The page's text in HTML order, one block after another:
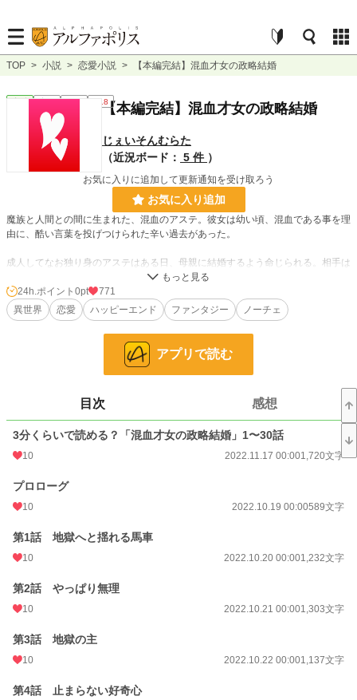
TOP > 小説 > 恋愛小説 > 【本編完結】混血才女の政略結婚
完結 長編 R18【本編完結】混血才女の政略結婚
じぇいそんむらた
（近況ボード： 5 件 ）
お気に入りに追加して更新通知を受け取ろう
お気に入り追加
魔族と人間との間に生まれた、混血のアステ。彼女は幼い頃、混血である事を理
由に、酷い言葉を投げつけられた辛い過去があった。
成人してなお独り身のアステはある日、母親に結婚するよう命じられる。相手は
なんと、幼い頃彼女に暴言を吐いた魔族。
母親の命に背けない……でも幼い頃の恐怖から未だ立ち直れておらず、そんな相
手との結婚なんて無理！と絶望するアステ。だが、幼い頃暴言を吐いていたはず
の男の子は、なぜかアステに優しくて……。
※当作品は、別作品「魔王直下の相談室」スピンオフです（とあるキャラの後日
※R18の表現を軽く含む話には「*」、それよりも上のものには「**」を付けて
います
※続編「混血才女と春売る女」、スクルメインの番外編「異邦人は恋を知らな
お気に入り
24h.ポイント 0 pt
文字数
更新日時 2024.01.07 01:00
初回公開日時
初回完結日時 2022.12.09 06:42
24h.ポイント 0pt
771
異世界
恋愛 ハッピーエンド ファンタジー ノーチェ
アプリで読む
目次 感想
3分くらいで読める？「混血才女の政略結婚」1〜30話
10 2022.11.17 00:001,720文字
プロローグ
10 2022.10.19 00:00589文字
第1話 地獄へと揺れる馬車
10 2022.10.20 00:001,232文字
第2話 やっぱり無理
10 2022.10.21 00:001,303文字
第3話 地獄の主
10 2022.10.22 00:001,137文字
第4話 止まらない好奇心